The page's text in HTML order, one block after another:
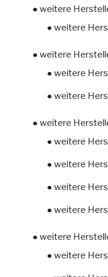
● weitere
● weitere
● weitere
● weitere
● weitere
● weitere
● weitere
● weitere
● weitere
● weitere
● weitere
● weitere